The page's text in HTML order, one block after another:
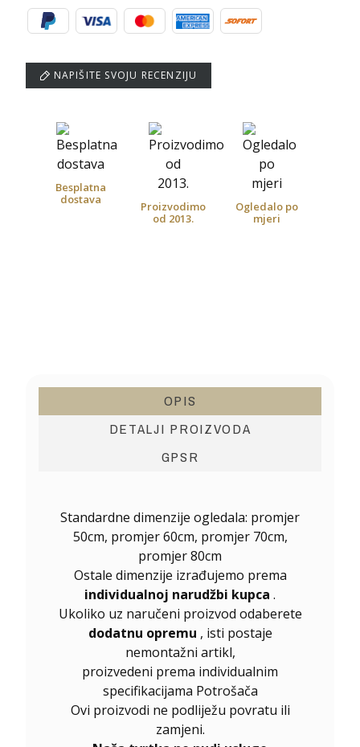
NAPIŠITE SVOJU RECENZIJU
Besplatna
dostava
Proizvodimo
od 2013.
Ogledalo po
mjeri
OPIS
DETALJI PROIZVODA
GPSR
Standardne dimenzije ogledala: promjer
50cm, promjer 60cm, promjer 70cm,
promjer 80cm
Ostale dimenzije izrađujemo prema
individualnoj narudžbi kupca .
Ukoliko uz naručeni proizvod odaberete
dodatnu opremu , isti postaje
nemontažni artikl,
proizvedeni prema individualnim
specifikacijama Potrošača
Ovi proizvodi ne podliježu povratu ili
zamjeni.